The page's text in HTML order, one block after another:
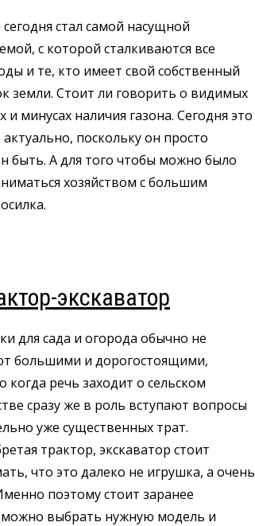
сегодня стал самой насущной
с которой сталкиваются все
и те, кто имеет свой собственный
земли. Стоит ли говорить о видимых
и минусах наличия газона. Сегодня это
актуально, поскольку он просто
быть. А для того чтобы можно было
хозяйством с большим
экскаватор
для сада и огорода обычно не
большими и дорогостоящими,
когда речь заходит о сельском
сразу же в роль вступают вопросы
уже существенных трат.
трактор, экскаватор стоит
что это далеко не игрушка, а очень
поэтому стоит заранее
можно выбрать нужную модель и